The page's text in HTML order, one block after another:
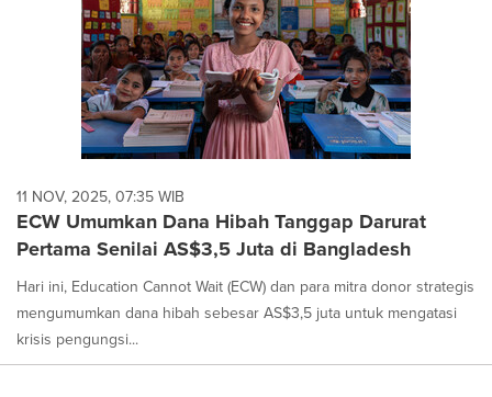
11 NOV, 2025, 07:35 WIB
ECW Umumkan Dana Hibah Tanggap Darurat
Pertama Senilai AS$3,5 Juta di Bangladesh
Hari ini, Education Cannot Wait (ECW) dan para mitra donor strategis
mengumumkan dana hibah sebesar AS$3,5 juta untuk mengatasi
krisis pengungsi...